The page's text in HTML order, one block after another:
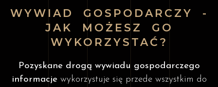
WYWIAD GOSPODARCZY -
JAK MOŻESZ GO
WYKORZYSTAĆ?
Pozyskane drogą wywiadu gospodarczego
informacjewykorzystuje się przede wszystkim do